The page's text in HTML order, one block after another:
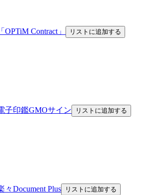
「OPTiM Contract」 リストに追加する
子印鑑GMOサイン リストに追加する
々Document Plus リストに追加する